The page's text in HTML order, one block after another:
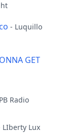
- Luquillo
GET
Radio
LIberty Lux